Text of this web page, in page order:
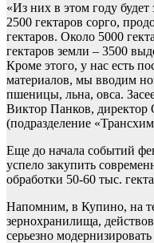
«Из них в этом году будет
2500 гектаров сорго,
гектаров. Около 5000
гектаров земли – 3500
Кроме этого, у нас есть
материалов, мы вводим
пшеницы, льна, овса.
Виктор Панков,
(подразделение
Еще до начала событий
успело закупить
обработки 50-60 тыс.
Напомним, в Купино, на
зернохранилища,
серьезно